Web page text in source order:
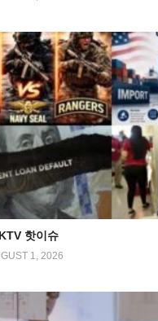
핫이슈
1, 2026